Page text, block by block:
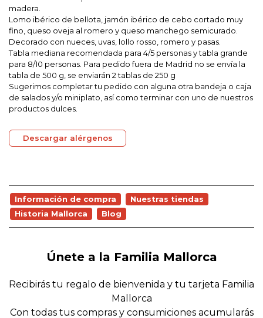
madera.
Lomo ibérico de bellota, jamón ibérico de cebo cortado muy
fino, queso oveja al romero y queso manchego semicurado.
Decorado con nueces, uvas, lollo rosso, romero y pasas.
Tabla mediana recomendada para 4/5 personas y tabla grande
para 8/10 personas. Para pedido fuera de Madrid no se envía la
tabla de 500 g, se enviarán 2 tablas de 250 g
Sugerimos completar tu pedido con alguna otra bandeja o caja
de salados y/o miniplato, así como terminar con uno de nuestros
productos dulces.
Descargar alérgenos
Información de compra
Nuestras tiendas
Historia Mallorca
Blog
Únete a la Familia Mallorca
Recibirás tu regalo de bienvenida y tu tarjeta Familia
Mallorca
Con todas tus compras y consumiciones acumularás